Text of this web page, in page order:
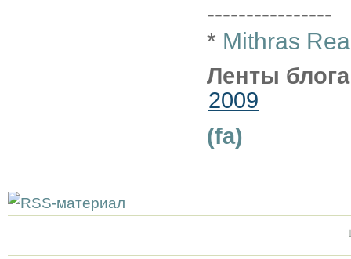
----------------
* Mithras
Ленты
2009
(fa)